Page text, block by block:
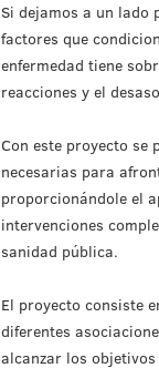
Si dejamos a un lado
factores que
enfermedad tiene
reacciones y el
Con este proyecto
necesarias para
proporcionándole el
intervenciones
sanidad pública.
El proyecto consiste
diferentes
alcanzar los